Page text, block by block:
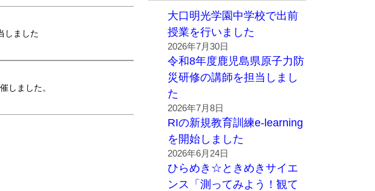
しました
しました。
大口明光学園中学校で出前
授業を行いました
2026年7月30日
令和8年度鹿児島県原子力防
災研修の講師を担当しまし
た
2026年7月8日
RIの新規教育訓練e-learning
を開始しました
2026年6月24日
ひらめき☆ときめきサイエ
ンス「測ってみよう！観て